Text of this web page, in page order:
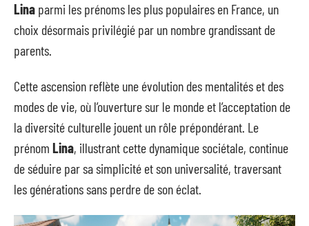
Lina parmi les prénoms les plus populaires en France, un
choix désormais privilégié par un nombre grandissant de
parents.
Cette ascension reflète une évolution des mentalités et des
modes de vie, où l’ouverture sur le monde et l’acceptation de
la diversité culturelle jouent un rôle prépondérant. Le
prénom Lina, illustrant cette dynamique sociétale, continue
de séduire par sa simplicité et son universalité, traversant
les générations sans perdre de son éclat.